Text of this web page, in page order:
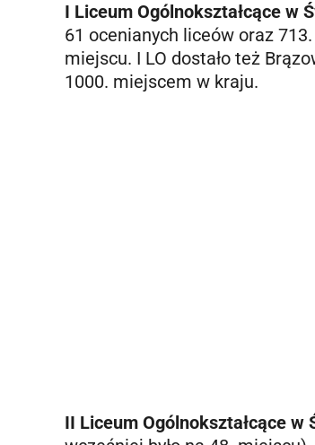
I Liceum Ogólnokształcące w
61 ocenianych liceów oraz
miejscu. I LO dostało też
1000. miejscem w kraju.
II Liceum Ogólnokształcące